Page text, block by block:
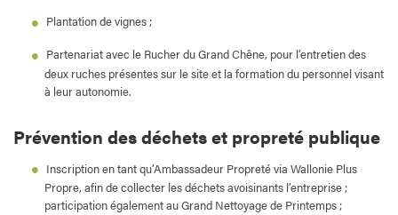
Plantation de vignes ;
Partenariat avec le Rucher du Grand Chêne, pour l’entretien des
deux ruches présentes sur le site et la formation du personnel visant
à leur autonomie.
Prévention des déchets et propreté publique
Inscription en tant qu’Ambassadeur Propreté via Wallonie Plus
Propre, afin de collecter les déchets avoisinants l’entreprise ;
participation également au Grand Nettoyage de Printemps ;